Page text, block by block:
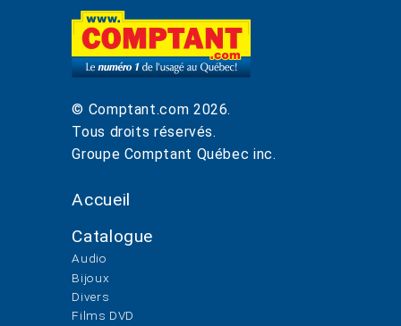
© Comptant.com 2026.
Tous droits réservés.
Groupe Comptant Québec inc.
Accueil
Catalogue
Audio
Bijoux
Divers
Films DVD